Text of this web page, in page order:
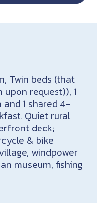
Twin beds (that
request)), 1
1 shared 4-
Quiet rural
deck;
& bike
windpower
museum, fishing